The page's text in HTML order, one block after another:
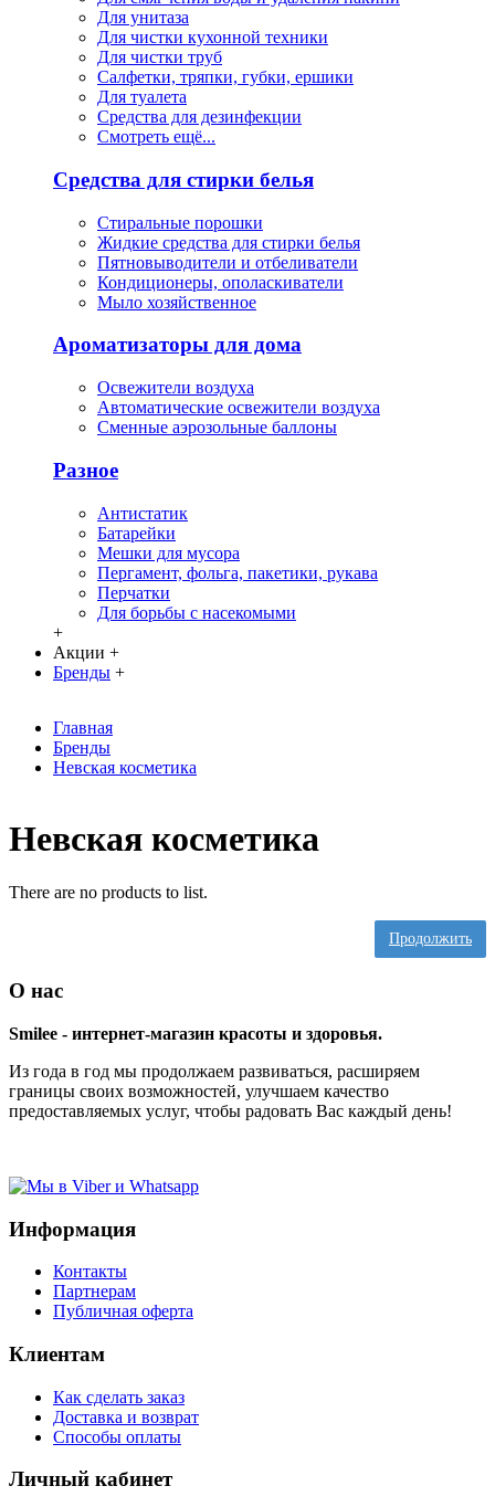
Для унитаза
Для чистки кухонной техники
Для чистки труб
Салфетки, тряпки, губки, ершики
Для туалета
Средства для дезинфекции
Смотреть ещё...
Средства для стирки белья
Стиральные порошки
Жидкие средства для стирки белья
Пятновыводители и отбеливатели
Кондиционеры, ополаскиватели
Мыло хозяйственное
Ароматизаторы для дома
Освежители воздуха
Автоматические освежители воздуха
Сменные аэрозольные баллоны
Разное
Антистатик
Батарейки
Мешки для мусора
Пергамент, фольга, пакетики, рукава
Перчатки
Для борьбы с насекомыми
+
Акции +
Бренды +
Главная
Бренды
Невская косметика
Невская косметика
There are no products to list.
Продолжить
О нас
Smilee - интернет-магазин красоты и здоровья.
Из года в год мы продолжаем развиваться, расширяем
границы своих возможностей, улучшаем качество
предоставляемых услуг, чтобы радовать Вас каждый день!
Информация
Контакты
Партнерам
Публичная оферта
Клиентам
Как сделать заказ
Доставка и возврат
Способы оплаты
Личный кабинет